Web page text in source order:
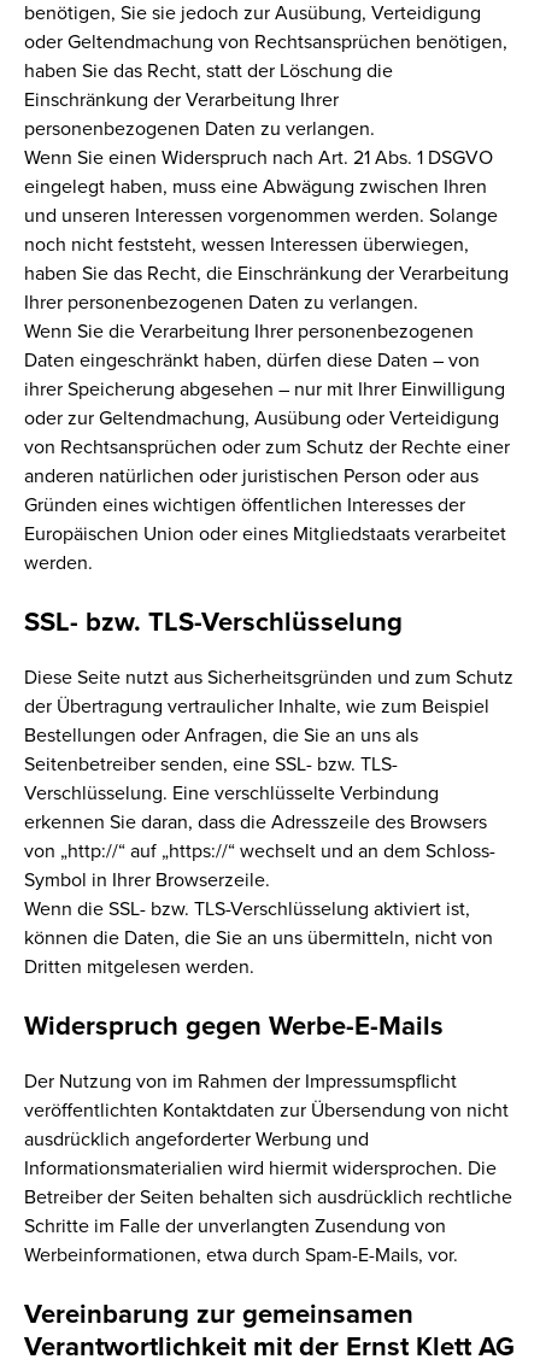
benötigen, Sie sie jedoch zur Ausübung, Verteidigung
oder Geltendmachung von Rechtsansprüchen benötigen,
haben Sie das Recht, statt der Löschung die
Einschränkung der Verarbeitung Ihrer
personenbezogenen Daten zu verlangen.
Wenn Sie einen Widerspruch nach Art. 21 Abs. 1 DSGVO
eingelegt haben, muss eine Abwägung zwischen Ihren
und unseren Interessen vorgenommen werden. Solange
noch nicht feststeht, wessen Interessen überwiegen,
haben Sie das Recht, die Einschränkung der Verarbeitung
Ihrer personenbezogenen Daten zu verlangen.
Wenn Sie die Verarbeitung Ihrer personenbezogenen
Daten eingeschränkt haben, dürfen diese Daten – von
ihrer Speicherung abgesehen – nur mit Ihrer Einwilligung
oder zur Geltendmachung, Ausübung oder Verteidigung
von Rechtsansprüchen oder zum Schutz der Rechte einer
anderen natürlichen oder juristischen Person oder aus
Gründen eines wichtigen öffentlichen Interesses der
Europäischen Union oder eines Mitgliedstaats verarbeitet
werden.
SSL- bzw. TLS-Verschlüsselung
Diese Seite nutzt aus Sicherheitsgründen und zum Schutz
der Übertragung vertraulicher Inhalte, wie zum Beispiel
Bestellungen oder Anfragen, die Sie an uns als
Seitenbetreiber senden, eine SSL- bzw. TLS-
Verschlüsselung. Eine verschlüsselte Verbindung
erkennen Sie daran, dass die Adresszeile des Browsers
von „http://“ auf „https://“ wechselt und an dem Schloss-
Symbol in Ihrer Browserzeile.
Wenn die SSL- bzw. TLS-Verschlüsselung aktiviert ist,
können die Daten, die Sie an uns übermitteln, nicht von
Dritten mitgelesen werden.
Widerspruch gegen Werbe-E-Mails
Der Nutzung von im Rahmen der Impressumspflicht
veröffentlichten Kontaktdaten zur Übersendung von nicht
ausdrücklich angeforderter Werbung und
Informationsmaterialien wird hiermit widersprochen. Die
Betreiber der Seiten behalten sich ausdrücklich rechtliche
Schritte im Falle der unverlangten Zusendung von
Werbeinformationen, etwa durch Spam-E-Mails, vor.
Vereinbarung zur gemeinsamen
Verantwortlichkeit mit der Ernst Klett AG